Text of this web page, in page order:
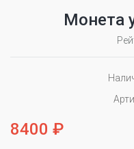
Монета
8400 ₽